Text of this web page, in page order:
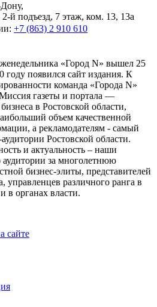
й подъезд, 7 этаж, ком. 13, 13а
+7 (863) 2 910 610
«Город N» вышел 25
году появился сайт издания. К
команда «Города N»
газеты и портала —
в Ростовской области,
объем качественной
а рекламодателям - самый
Ростовской области.
и актуальность – наши
за многолетнюю
бизнес-элиты, представителей
управленцев различного ранга в
в органах власти.
сайте